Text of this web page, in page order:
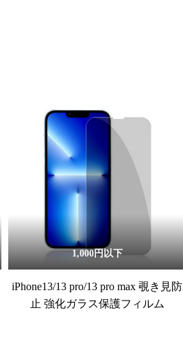
1,000円以下
iPhone13/13 pro/13 pro max 覗き見防
止 強化ガラス保護フィルム